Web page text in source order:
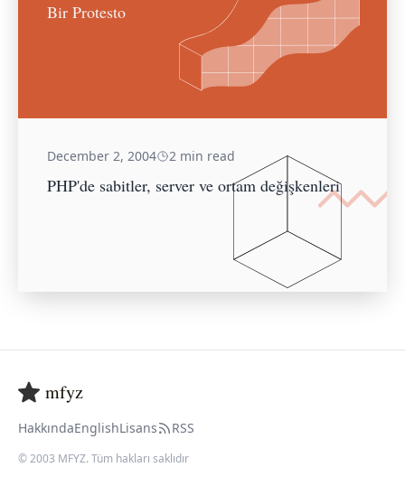
Bir Protesto
December 2, 2004 2 min read
PHP'de sabitler, server ve ortam değişkenleri
mfyz
HakkındaEnglishLisans RSS
© 2003 MFYZ. Tüm hakları saklıdır